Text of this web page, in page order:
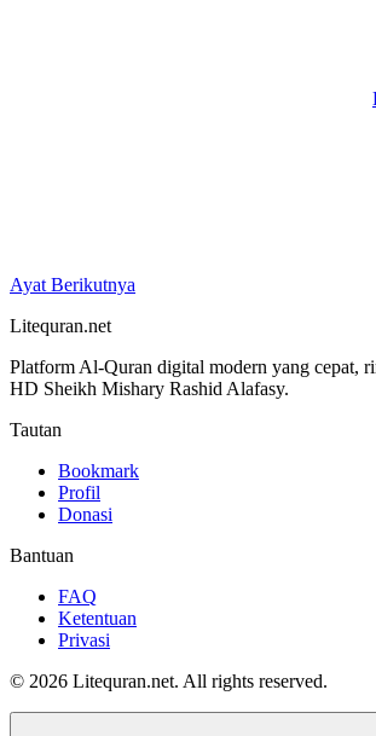
Ayat Berikutnya
Litequran.net
Platform Al-Quran digital modern yang cepat,
HD Sheikh Mishary Rashid Alafasy.
Tautan
Bookmark
Profil
Donasi
Bantuan
FAQ
Ketentuan
Privasi
© 2026 Litequran.net. All rights reserved.